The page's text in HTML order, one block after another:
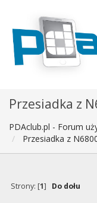
Przesiadka z
PDAclub.pl - Forum
Przesiadka z
Strony: [1] Do dołu